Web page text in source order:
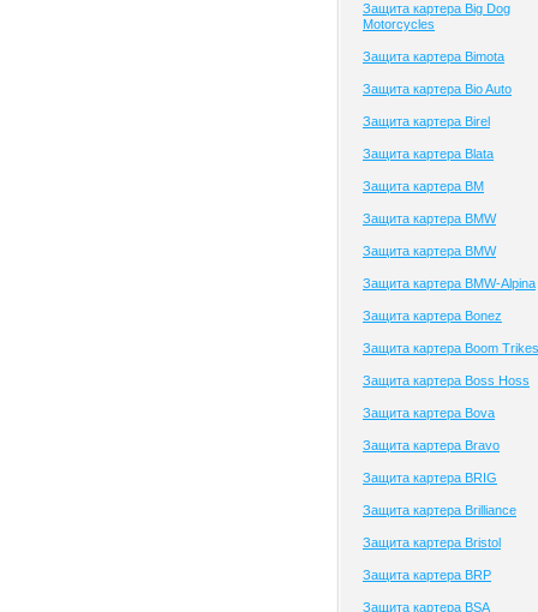
Защита картера Big Dog
Motorcycles
Защита картера Bimota
Защита картера Bio Auto
Защита картера Birel
Защита картера Blata
Защита картера BM
Защита картера BMW
Защита картера BMW
Защита картера BMW-Alpina
Защита картера Bonez
Защита картера Boom Trikes
Защита картера Boss Hoss
Защита картера Bova
Защита картера Bravo
Защита картера BRIG
Защита картера Brilliance
Защита картера Bristol
Защита картера BRP
Защита картера BSA